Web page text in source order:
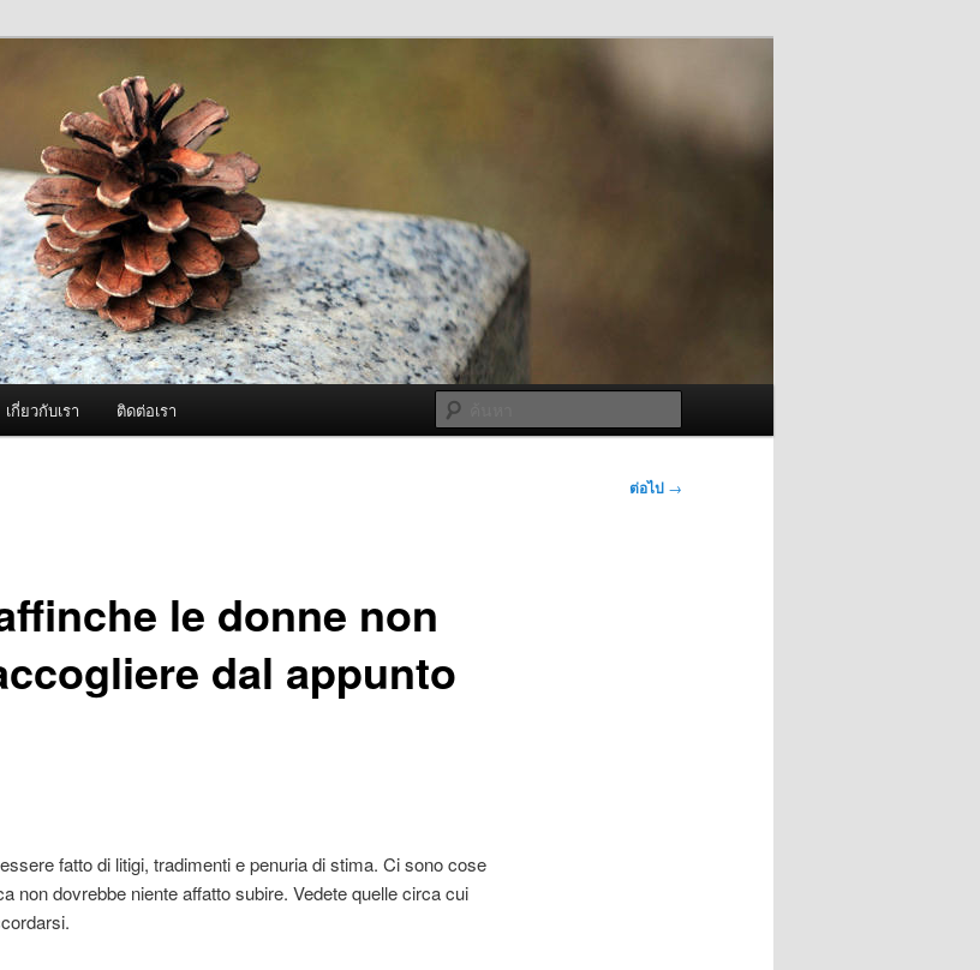
ควัน Best Fogger /
หล่
เกี่ยวกับเรา ติดต่อเรา
ต่อไป →
le donne non
dal appunto
fatto di litigi, tradimenti e penuria di stima. Ci sono cose
non dovrebbe niente affatto subire. Vedete quelle circa cui